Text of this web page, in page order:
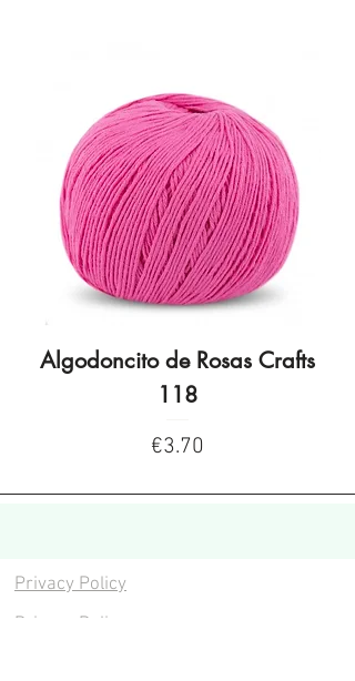
Algodoncito de Rosas Crafts
118
Price
€3.70
Privacy Policy
Privacy Policy